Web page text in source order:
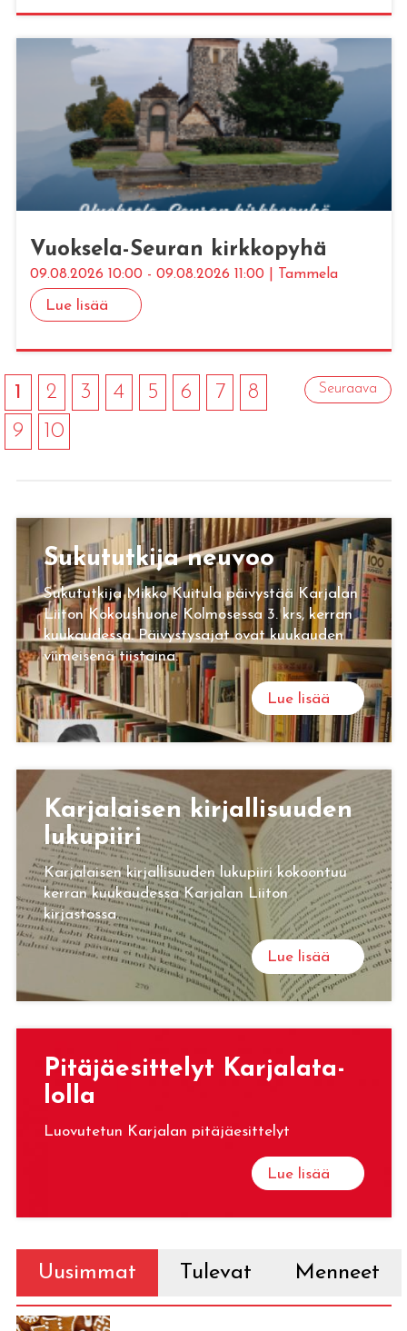
Vuok­se­la-Seu­ran kirk­ko­py­hä
09.08.2026 10:00 - 09.08.2026 11:00 | Tammela
Lue lisää
1 2 3 4 5 6 7
8
9
10
Seuraava
Su­ku­tut­ki­ja neu­voo
Sukututkija Mikko Kuitula päivystää Karjalan
Liiton Kokoushuone Kolmosessa 3. krs, kerran
kuukaudessa. Päivystysajat ovat kuukauden
viimeisenä tiistaina.
Lue lisää
Kar­ja­lai­sen kir­jal­li­suu­den
lu­ku­pii­ri
Karjalaisen kirjallisuuden lukupiiri kokoontuu
kerran kuukaudessa Karjalan Liiton
kirjastossa.
Lue lisää
Pi­tä­jäe­sit­te­lyt Kar­ja­la­ta­
lol­la
Luovutetun Karjalan pitäjäesittelyt
Lue lisää
Uusimmat Tulevat Menneet